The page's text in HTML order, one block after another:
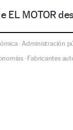
EL MOTOR
·Administración
·Fabricantes